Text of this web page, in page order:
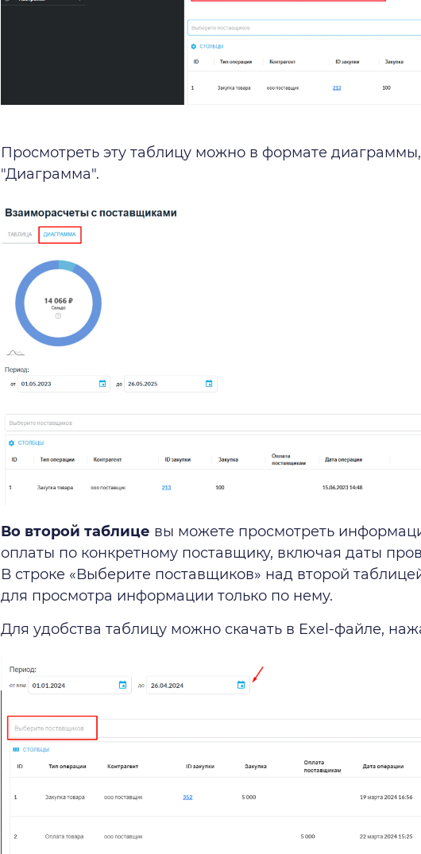
Просмотреть эту таблицу можно в формате
"Диаграмма".
Во второй таблице вы можете просмотреть
оплаты по конкретному поставщику, включая даты
В строке «Выберите поставщиков» над второй
для просмотра информации только по нему.
Для удобства таблицу можно скачать в Exel-файле,